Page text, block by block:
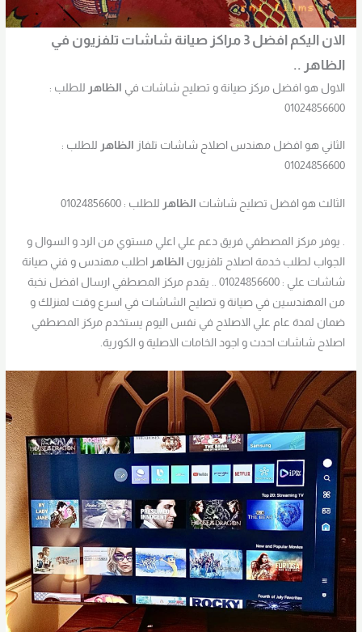
الان اليكم افضل 3 مراكز صيانة شاشات تلفزيون في
الظاهر ..
الاول هو افضل مركز صيانة و تصليح شاشات في الظاهر للطلب :
01024856600
الثاني هو افضل مهندس اصلاح شاشات تلفاز الظاهر للطلب :
01024856600
الثالث هو افضل تصليح شاشات الظاهر للطلب : 01024856600
. يوفر مركز المصطفي فريق دعم علي اعلي مستوي من الرد و السوال و
الجواب لطلب خدمة اصلاح تلفزيون الظاهر اطلب مهندس و فني صيانة
شاشات علي : 01024856600 .. يقدم مركز المصطفي ارسال افضل نخبة
من المهندسين في صيانة و تصليح الشاشات في اسرع وقت لمنزلك و
ضمان لمدة عام علي الاصلاح في نفس اليوم يستخدم مركز المصطفي
اصلاح شاشات احدث و اجود الخامات الاصلية و الكورية.